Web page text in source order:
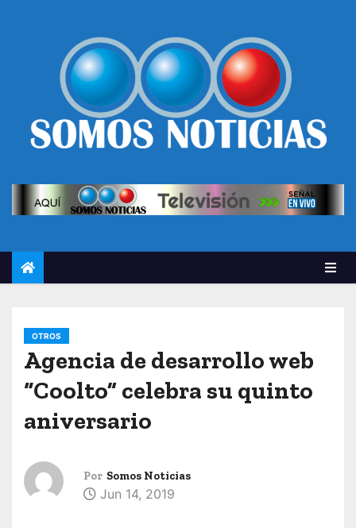
OTROS
Agencia de desarrollo web
“Coolto” celebra su quinto
aniversario
Por Somos Noticias
Jun 14, 2019